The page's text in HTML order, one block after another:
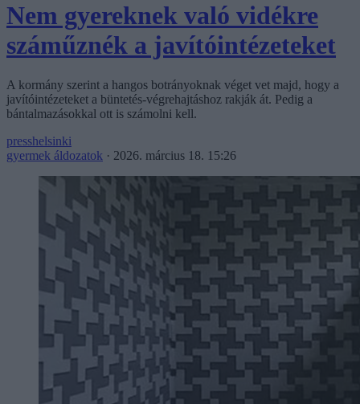
Nem gyereknek való vidékre
száműznék a javítóintézeteket
A kormány szerint a hangos botrányoknak véget vet majd, hogy a
javítóintézeteket a büntetés-végrehajtáshoz rakják át. Pedig a
bántalmazásokkal ott is számolni kell.
presshelsinki
gyermek áldozatok · 2026. március 18. 15:26